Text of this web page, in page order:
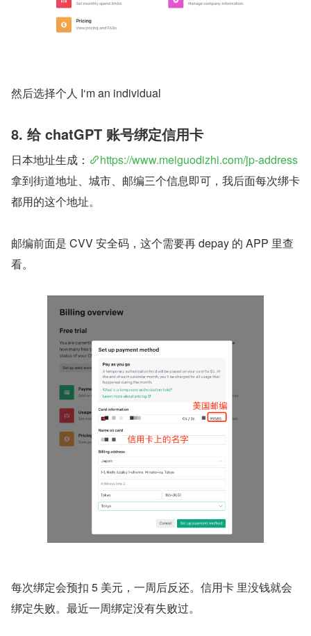
然后选择个人 I‘m an individual
8. 给 chatGPT 账号绑定信用卡
日本地址生成：
https://www.meiguodizhi.com/jp-address
拿到街道地址、城市、邮编三个信息即可，我后面每次绑卡
都用的这个地址。
邮编前面是 CVV 安全码，这个需要再 depay 的 APP 里查
看。
每次绑定会预扣 5 美元，一周后反还。信用卡 里没钱就会
绑定失败。最近一周绑定没有失败过。